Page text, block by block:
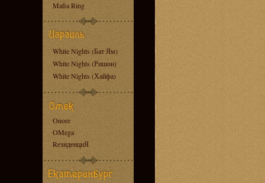
Mafia Ring
White Nights (Бат Ям)
White Nights (Ришон)
White Nights (Хайфа)
Onore
OMega
RезиденциЯ